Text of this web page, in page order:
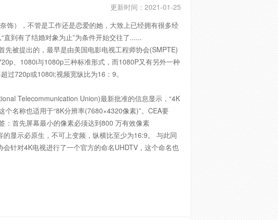
更新时间：2021-01-25
饰），不管是工作还是恋爱的她，大致上已经拥有很多经
到有了结婚对象为止”为条件开始交往了......
先被提出的，最早是由美国电影电视工程师协会(SMPTE)
、1080i与1080p三种标准形式，而1080P又有另外一种
过720p或1080i;视频宽纵比为16：9。
Telecommunication Union)最新批准的信息显示，“4K
名称也适用于“8K分辨率(7680×4320像素)”。CEA要
：首先屏幕最小的像素必须达到800 万有效像素
显示必原生，不可上变频，纵横比至少为16:9。 与此同
针对4K电视进行了一个官方的命名UHDTV，这个命名也